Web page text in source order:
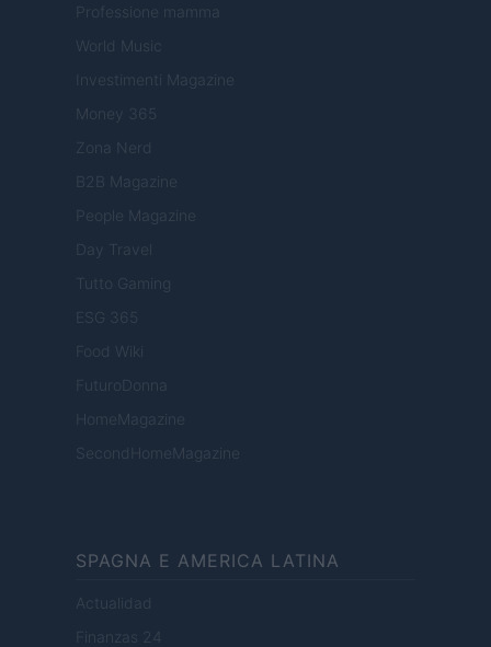
Professione mamma
World Music
Investimenti Magazine
Money 365
Zona Nerd
B2B Magazine
People Magazine
Day Travel
Tutto Gaming
ESG 365
Food Wiki
FuturoDonna
HomeMagazine
SecondHomeMagazine
SPAGNA E AMERICA LATINA
Actualidad
Finanzas 24